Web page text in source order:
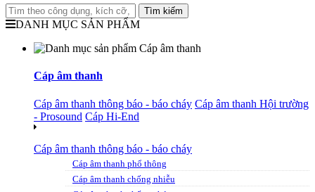
DANH MỤC SẢN PHẨM
Cáp âm thanh
Cáp âm thanh thông báo - báo cháy Cáp âm thanh Hội trường
- Prosound Cáp Hi-End
Cáp âm thanh thông báo - báo cháy
Cáp âm thanh phổ thông
Cáp âm thanh chống nhiễu